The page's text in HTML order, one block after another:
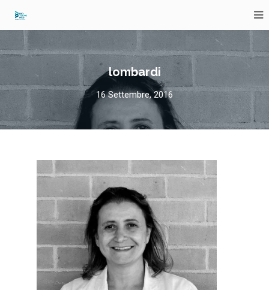
lombardi
16 Settembre, 2016